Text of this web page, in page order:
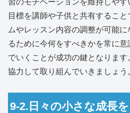
目標を講師や子供と共有するこ
ムやレッスン内容の調整が可能
るために今何をすべきかを常に
でいくことが成功の鍵となります
協力して取り組んでいきましょう
9-2.日々の小さな成長